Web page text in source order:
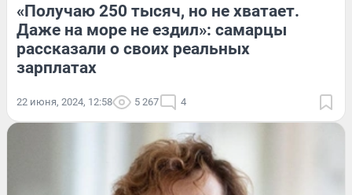
«Получаю 250 тысяч, но не хватает.
Даже на море не ездил»: самарцы
рассказали о своих реальных
зарплатах
22 июня, 2024, 12:58 5 267 4